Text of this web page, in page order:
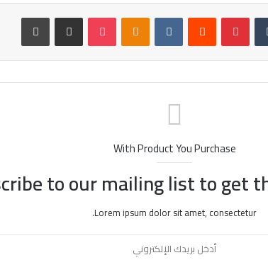
بينتيريست بوكيت
With Product You Purchase
to our mailing list to get
Lorem ipsum dolor sit amet, consectetur.